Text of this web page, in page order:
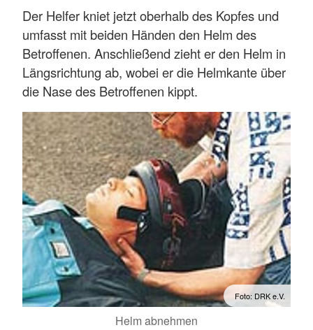
Der Helfer kniet jetzt oberhalb des Kopfes und
umfasst mit beiden Händen den Helm des
Betroffenen. Anschließend zieht er den Helm in
Längsrichtung ab, wobei er die Helmkante über
die Nase des Betroffenen kippt.
Foto: DRK e.V.
Helm abnehmen